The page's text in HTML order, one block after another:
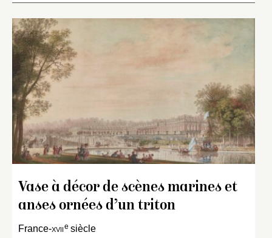
Vase à décor de scènes marines et
anses ornées d’un triton
France-xviie siècle